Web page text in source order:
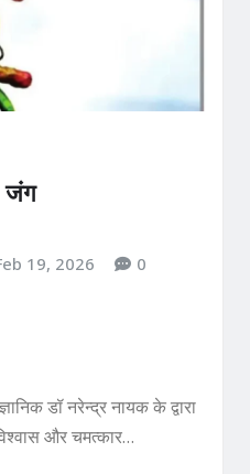
जंग
19, 2026 0
डॉ नरेन्‍द्र नायक के द्वारा
और चमत्‍कार…